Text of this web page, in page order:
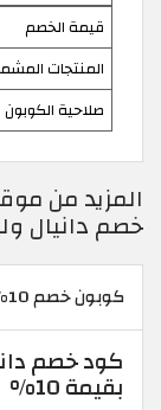
قيمة الخصم
المنتجات
صلاحية الكوبون
المزيد من
خصم دانيال
كوبون خصم 10%
كود خصم
بقيمة 10%